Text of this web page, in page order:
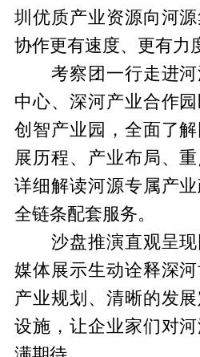
圳优质产业资源向河
协作更有速度、更有力
考察团一行走进
中心、深河产业合作
创智产业园，全面了
展历程、产业布局、
详细解读河源专属产
全链条配套服务。
沙盘推演直观呈
媒体展示生动诠释深
产业规划、清晰的发
设施，让企业家们对